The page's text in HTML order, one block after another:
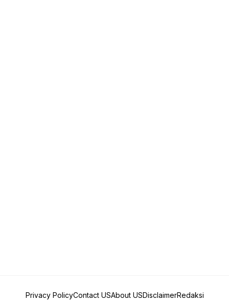
Privacy PolicyContact USAbout USDisclaimerRedaksi